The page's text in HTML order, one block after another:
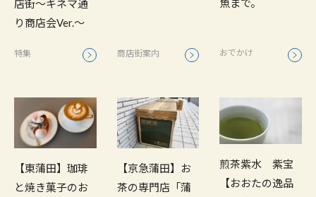
店街～キネマ通
り商店会Ver.～
特集 商店街案内
魚まで。
おでかけ
【東蒲田】珈琲
と焼き菓子のお
【京急蒲田】お
茶の専門店「蒲
煎茶紫水 紫宝
【おおたの逸品